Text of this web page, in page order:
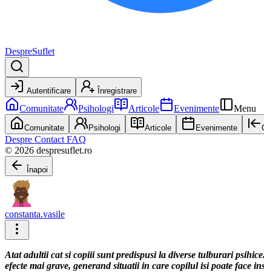
DespreSuflet
Autentificare Înregistrare
Comunitate Psihologi Articole Evenimente Menu
Comunitate Psihologi Articole Evenimente
Despre Contact FAQ
© 2026 despresuflet.ro
Înapoi
constanta.vasile
Atat adultii cat si copiii sunt predispusi la diverse tulburari
efecte mai grave, generand situatii in care copilul isi poate face